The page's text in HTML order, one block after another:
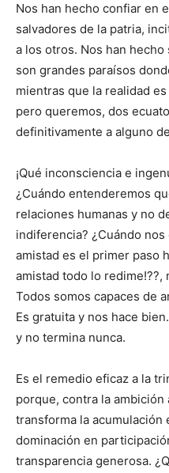
Nos han hecho confiar en
salvadores de la patria,
a los otros. Nos han
son grandes paraísos
mientras que la realidad
pero queremos, dos
definitivamente a alguno
¡Qué inconsciencia e
¿Cuándo entenderemos
relaciones humanas y no
indiferencia? ¿Cuándo
amistad es el primer paso
amistad todo lo redime!??,
Todos somos capaces de
Es gratuita y nos hace
y no termina nunca.
Es el remedio eficaz a la
porque, contra la
transforma la
dominación en
transparencia generosa.